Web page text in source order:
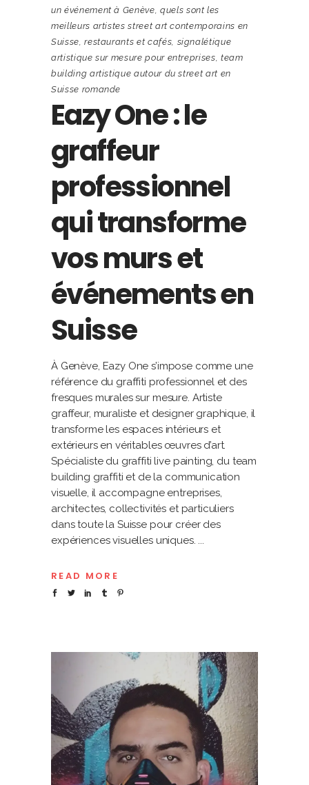
un événement à Genève, quels sont les
meilleurs artistes street art contemporains en
Suisse,restaurants et cafés, signalétique
artistique sur mesure pour entreprises,team
building artistique autour du street art en
Suisse romande
Eazy One : le
graffeur
professionnel
qui transforme
vos murs et
événements en
Suisse
À Genève, Eazy One s’impose comme une
référence du graffiti professionnel et des
fresques murales sur mesure. Artiste
graffeur, muraliste et designer graphique, il
transforme les espaces intérieurs et
extérieurs en véritables œuvres d’art.
Spécialiste du graffiti live painting, du team
building graffiti et de la communication
visuelle, il accompagne entreprises,
architectes, collectivités et particuliers
dans toute la Suisse pour créer des
expériences visuelles uniques.
READ MORE